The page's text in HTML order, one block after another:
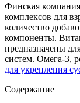
Финская
комплексов для
количество
компоненты.
предназначены
систем. Омега-3,
для укрепления
Содержание